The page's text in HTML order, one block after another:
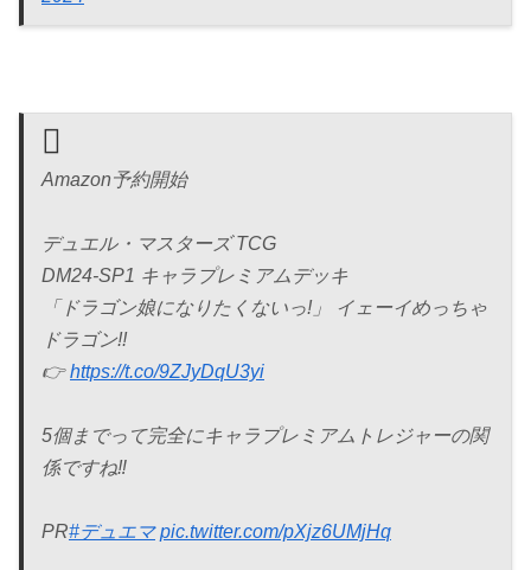
Amazon予約開始
デュエル・マスターズ TCG
DM24-SP1 キャラプレミアムデッキ
「ドラゴン娘になりたくないっ!」 イェーイめっちゃ
ドラゴン!!
👉https://t.co/9ZJyDqU3yi
5個までって完全にキャラプレミアムトレジャーの関
係ですね‼️
PR#デュエマ pic.twitter.com/pXjz6UMjHq